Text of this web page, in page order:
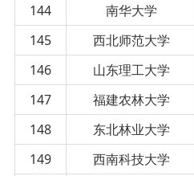
144
南华大学
145
西北师范大学
146
山东理工大学
147
福建农林大学
148
东北林业大学
149
西南科技大学